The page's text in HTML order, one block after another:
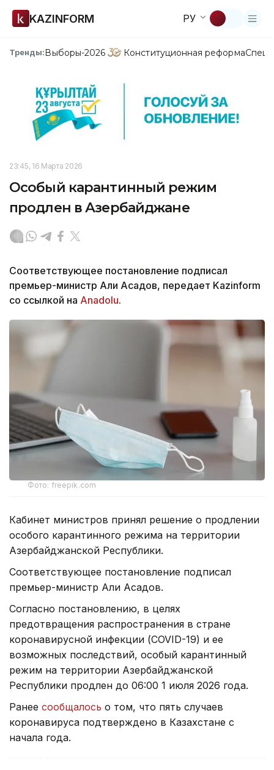
KAZINFORM РУ
Тренды:Выборы-2026 Конституционная реформа
23:45, 16 Марта 2026
Особый карантинный режим
продлен в Азербайджане
Соответствующее постановление подписал
премьер-министр Али Асадов, передает Kazinform
со ссылкой на Anadolu.
Фото: freepik.com
Кабинет министров принял решение о продлении
особого карантинного режима на территории
Азербайджанской Республики.
Соответствующее постановление подписал
премьер-министр Али Асадов.
Согласно постановлению, в целях
предотвращения распространения в стране
коронавирусной инфекции (COVID-19) и ее
возможных последствий, особый карантинный
режим на территории Азербайджанской
Республики продлен до 06:00 1 июля 2026 года.
Ранее сообщалось о том, что пять случаев
коронавируса подтверждено в Казахстане с
начала года.